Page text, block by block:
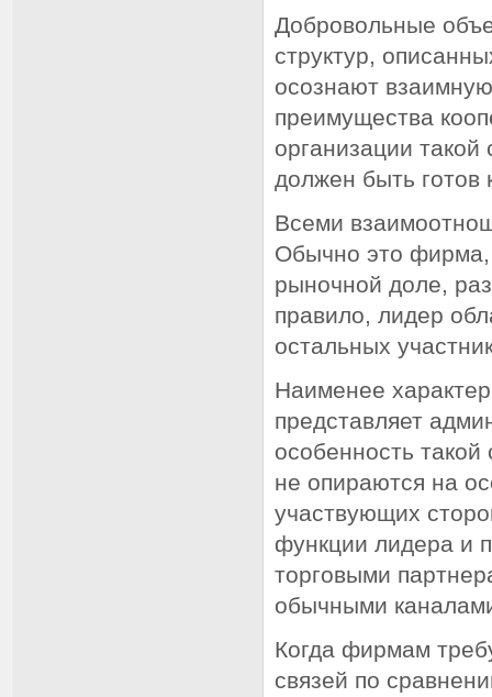
Добровольные
структур,
осознают
преимущества
организации
должен быть готов
Всеми
Обычно это
рыночной доле,
правило, лидер
остальных
Наименее
представляет
особенность
не опираются на
участвующих
функции лидера и
торговыми
обычными
Когда фирмам
связей по